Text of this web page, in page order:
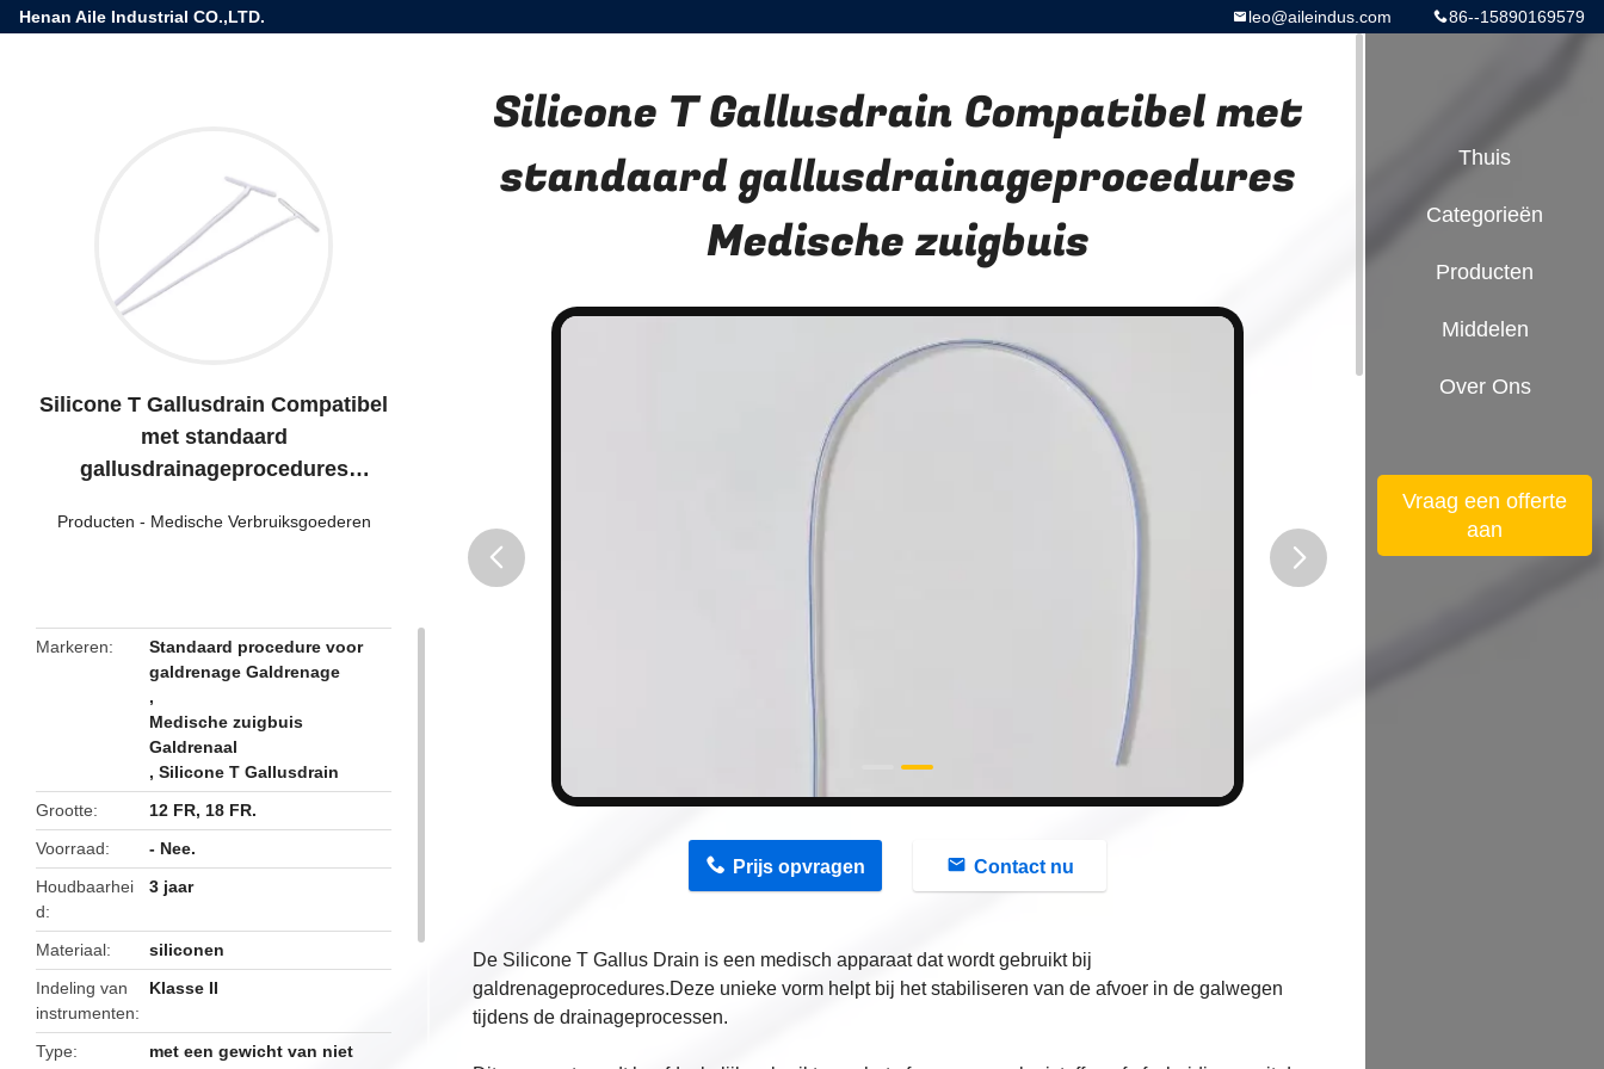
Henan Aile Industrial CO.,LTD. 86--15890169579
leo@aileindus.com
Silicone T Gallusdrain Compatibel
met standaard
gallusdrainageprocedures
Producten - Medische Verbruiksgoederen
Markeren
Standaard procedure voor
galdrenage Galdrenage
,
Medische zuigbuis
Galdrenaal
,Silicone T Gallusdrain
Grootte
12 FR, 18 FR.
Voorraad
- Nee.
Houdbaarhei
d
3 jaar
Materiaal
siliconen
Indeling van
instrumenten
Klasse II
Type
met een gewicht van niet
Silicone T Gallusdrain Compatibel met
standaard gallusdrainageprocedures
Medische zuigbuis
Prijs opvragen Contact nu
De Silicone T Gallus Drain is een medisch apparaat dat wordt gebruikt bij
galdrenageprocedures.Deze unieke vorm helpt bij het stabiliseren van de afvoer in de galwegen
tijdens de drainageprocessen.
Thuis
Categorieën
Producten
Middelen
Over Ons
Vraag een offerte
aan